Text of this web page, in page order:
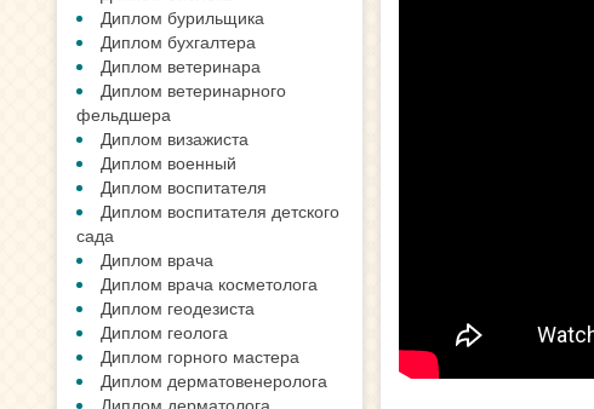
Диплом бурильщика
Диплом бухгалтера
Диплом ветеринара
Диплом ветеринарного
фельдшера
Диплом визажиста
Диплом военный
Диплом воспитателя
Диплом воспитателя детского
сада
Диплом врача
Диплом врача косметолога
Диплом геодезиста
Диплом геолога
Диплом горного мастера
Диплом дерматовенеролога
Диплом дерматолога